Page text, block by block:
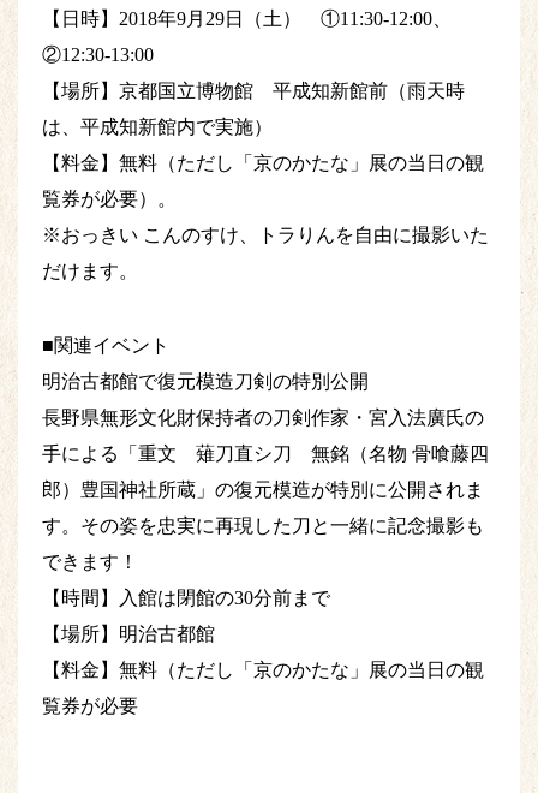
【日時】2018年9月29日（土） ①11:30-12:00、
②12:30-13:00
【場所】京都国立博物館 平成知新館前（雨天時
は、平成知新館内で実施）
【料金】無料（ただし「京のかたな」展の当日の観
覧券が必要）。
※おっきい こんのすけ、トラりんを自由に撮影いた
だけます。
■関連イベント
明治古都館で復元模造刀剣の特別公開
長野県無形文化財保持者の刀剣作家・宮入法廣氏の
手による「重文 薙刀直シ刀 無銘（名物 骨喰藤四
郎）豊国神社所蔵」の復元模造が特別に公開されま
す。その姿を忠実に再現した刀と一緒に記念撮影も
できます！
【時間】入館は閉館の30分前まで
【場所】明治古都館
【料金】無料（ただし「京のかたな」展の当日の観
覧券が必要